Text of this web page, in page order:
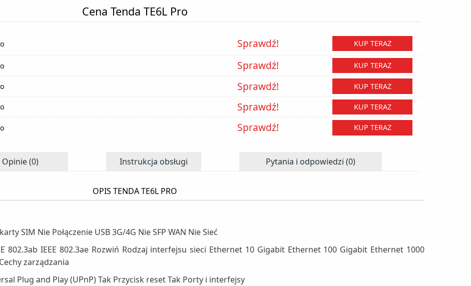
Cena Tenda TE6L Pro
Sprawdź! KUP TERAZ
Sprawdź! KUP TERAZ
Sprawdź! KUP TERAZ
Sprawdź! KUP TERAZ
Sprawdź! KUP TERAZ
Opinie (0) Instrukcja obsługi Pytania i odpowiedzi (0)
OPIS TENDA TE6L PRO
SIM Nie Połączenie USB 3G/4G Nie SFP WAN Nie Sieć
802.3ab IEEE 802.3ae Rozwiń Rodzaj interfejsu sieci Ethernet 10 Gigabit Ethernet 100 Gigabit Ethernet 1000
zarządzania
Plug and Play (UPnP) Tak Przycisk reset Tak Porty i interfejsy